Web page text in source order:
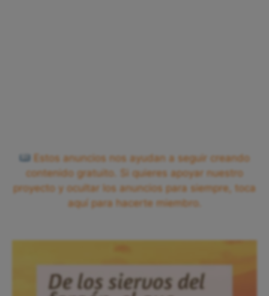
Estos anuncios nos ayudan a seguir creando
contenido gratuito. Si quieres apoyar nuestro
proyecto y ocultar los anuncios para siempre, toca
aquí para hacerte miembro.